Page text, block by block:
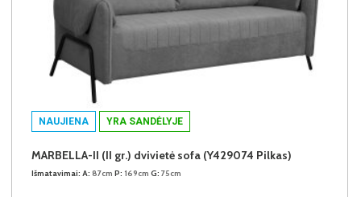
NAUJIENA YRA SANDĖLYJE
MARBELLA-II (II gr.) dvivietė sofa (Y429074 Pilkas)
Išmatavimai: A: 87cm P: 169cm G: 75cm